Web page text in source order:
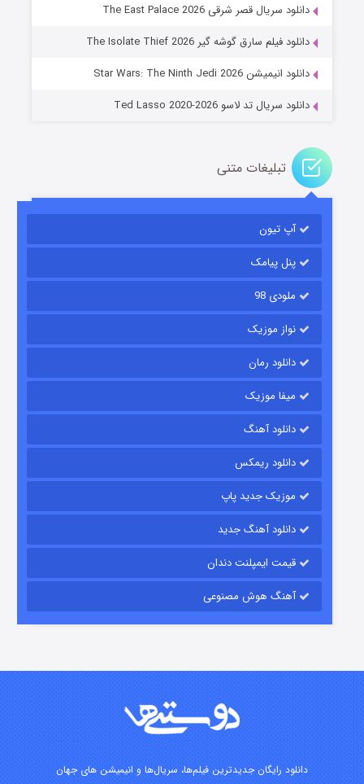
خاندان اژدها فصل ۳
قسمت۶ (زیرنویس) منتشر شد
قسمت
قسمت۱۵ (دوبله) منتشر شد
دانلود سریال قصر شرقی The East Palace 2026
دانلود فیلم سارق گوشه گیر The Isolate Thief 2026
دانلود انیمیشن Star Wars: The Ninth Jedi 2026
دانلود سریال تد لاسو Ted Lasso 2020-2026
تبلیغات متنی
آپ تیون
پنل پیامک
ملودی 98
نواز موزیک
دانلود رمان
میفا موزیک
دانلود آهنگ
دانلود ریمکس
موزیک جدید پاپ
دانلود آهنگ جدید
قیمت ایمپلنت دندان
آهنگ هوش مصنوعی
دانلود رایگان جدیدترین فیلم‌ها، سریال‌ها و انیمیشن های جهان